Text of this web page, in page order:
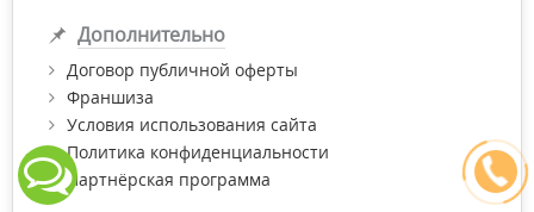
Дополнительно
Договор публичной оферты
Франшиза
Условия использования сайта
Политика конфиденциальности
Партнёрская программа